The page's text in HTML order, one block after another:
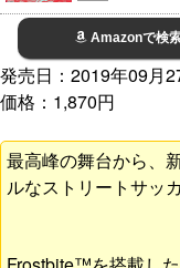
Amazonで検
発売日：2019年09月
価格：1,870円
最高峰の舞台から、
ルなストリートサッ